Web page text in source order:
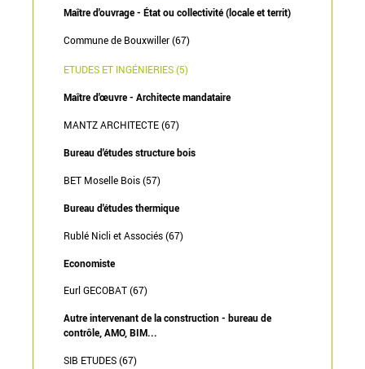
Maître d'ouvrage - État ou collectivité (locale et territ)
Commune de Bouxwiller (67)
ETUDES ET INGÉNIERIES (5)
Maître d'œuvre - Architecte mandataire
MANTZ ARCHITECTE (67)
Bureau d'études structure bois
BET Moselle Bois (57)
Bureau d'études thermique
Rublé Nicli et Associés (67)
Economiste
Eurl GECOBAT (67)
Autre intervenant de la construction - bureau de
contrôle, AMO, BIM...
SIB ETUDES (67)